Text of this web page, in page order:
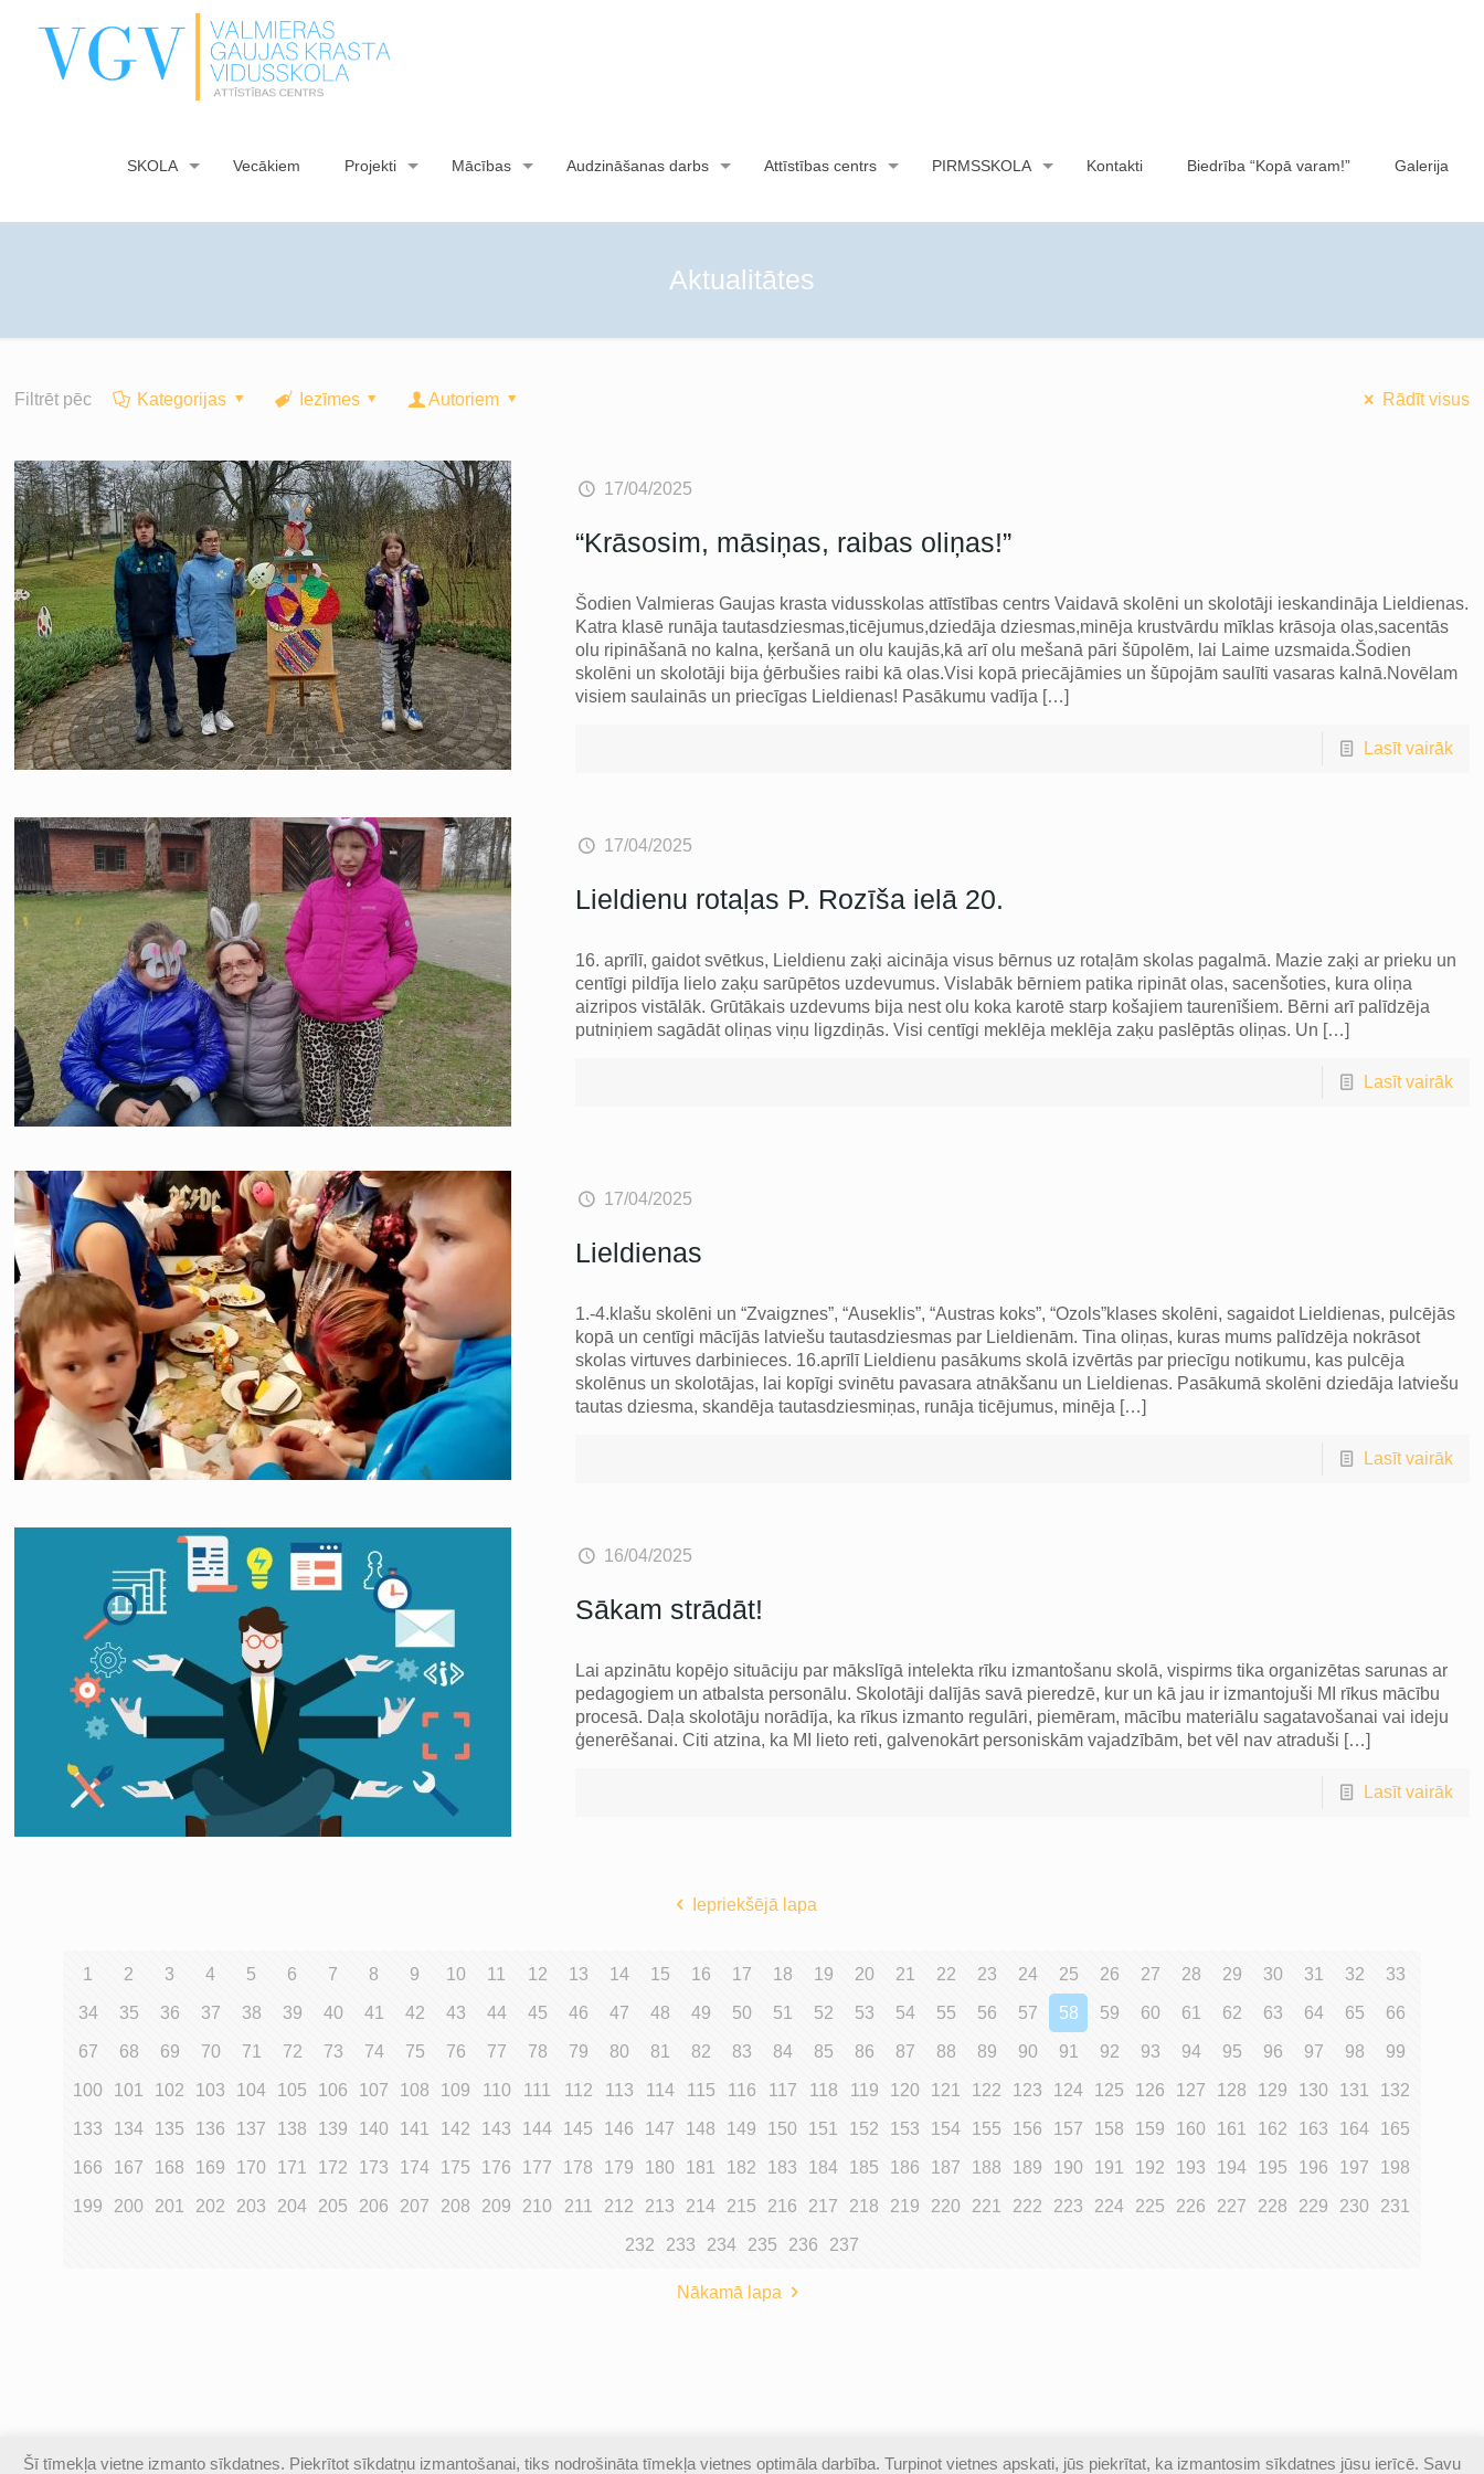
SKOLA Vecākiem Projekti Mācības Audzināšanas darbs Attīstības centrs PIRMSSKOLA Kontakti Biedrība “Kopā varam!” Galerija
Aktualitātes
Filtrēt pēc Kategorijas Iezīmes Autoriem Rādīt visus
17/04/2025
“Krāsosim, māsiņas, raibas oliņas!”
Šodien Valmieras Gaujas krasta vidusskolas attīstības centrs Vaidavā skolēni un skolotāji ieskandināja Lieldienas.
Katra klasē runāja tautasdziesmas,ticējumus,dziedāja dziesmas,minēja krustvārdu mīklas krāsoja olas,sacentās
olu ripināšanā no kalna, ķeršanā un olu kaujās,kā arī olu mešanā pāri šūpolēm, lai Laime uzsmaida.Šodien
skolēni un skolotāji bija ģērbušies raibi kā olas.Visi kopā priecājāmies un šūpojām saulīti vasaras kalnā.Novēlam
visiem saulainās un priecīgas Lieldienas! Pasākumu vadīja […]
Lasīt vairāk
17/04/2025
Lieldienu rotaļas P. Rozīša ielā 20.
16. aprīlī, gaidot svētkus, Lieldienu zaķi aicināja visus bērnus uz rotaļām skolas pagalmā. Mazie zaķi ar prieku un
centīgi pildīja lielo zaķu sarūpētos uzdevumus. Vislabāk bērniem patika ripināt olas, sacenšoties, kura oliņa
aizripos vistālāk. Grūtākais uzdevums bija nest olu koka karotē starp košajiem taurenīšiem. Bērni arī palīdzēja
putniņiem sagādāt oliņas viņu ligzdiņās. Visi centīgi meklēja meklēja zaķu paslēptās oliņas. Un […]
Lasīt vairāk
17/04/2025
Lieldienas
1.-4.klašu skolēni un “Zvaigznes”, “Auseklis”, “Austras koks”, “Ozols”klases skolēni, sagaidot Lieldienas, pulcējās
kopā un centīgi mācījās latviešu tautasdziesmas par Lieldienām. Tina oliņas, kuras mums palīdzēja nokrāsot
skolas virtuves darbinieces. 16.aprīlī Lieldienu pasākums skolā izvērtās par priecīgu notikumu, kas pulcēja
skolēnus un skolotājas, lai kopīgi svinētu pavasara atnākšanu un Lieldienas. Pasākumā skolēni dziedāja latviešu
tautas dziesma, skandēja tautasdziesmiņas, runāja ticējumus, minēja […]
Lasīt vairāk
16/04/2025
Sākam strādāt!
Lai apzinātu kopējo situāciju par mākslīgā intelekta rīku izmantošanu skolā, vispirms tika organizētas sarunas ar
pedagogiem un atbalsta personālu. Skolotāji dalījās savā pieredzē, kur un kā jau ir izmantojuši MI rīkus mācību
procesā. Daļa skolotāju norādīja, ka rīkus izmanto regulāri, piemēram, mācību materiālu sagatavošanai vai ideju
ģenerēšanai. Citi atzina, ka MI lieto reti, galvenokārt personiskām vajadzībām, bet vēl nav atraduši […]
Lasīt vairāk
Iepriekšējā lapa
1 2 3 4 5 6 7 8 9 10 11 12 13 14 15 16 17 18 19 20 21 22 23 24 25 26 27 28 29 30 31 32 33
34 35 36 37 38 39 40 41 42 43 44 45 46 47 48 49 50 51 52 53 54 55 56 57 58 59 60 61 62 63 64 65 66
67 68 69 70 71 72 73 74 75 76 77 78 79 80 81 82 83 84 85 86 87 88 89 90 91 92 93 94 95 96 97 98 99
100 101 102 103 104 105 106 107 108 109 110 111 112 113 114 115 116 117 118 119 120 121 122 123 124 125 126 127 128 129 130 131 132
133 134 135 136 137 138 139 140 141 142 143 144 145 146 147 148 149 150 151 152 153 154 155 156 157 158 159 160 161 162 163 164 165
166 167 168 169 170 171 172 173 174 175 176 177 178 179 180 181 182 183 184 185 186 187 188 189 190 191 192 193 194 195 196 197 198
199 200 201 202 203 204 205 206 207 208 209 210 211 212 213 214 215 216 217 218 219 220 221 222 223 224 225 226 227 228 229 230 231
232 233 234 235 236 237
Nākamā lapa
Šī tīmekļa vietne izmanto sīkdatnes. Piekrītot sīkdatņu izmantošanai, tiks nodrošināta tīmekļa vietnes optimāla darbība. Turpinot vietnes apskati, jūs piekrītat, ka izmantosim sīkdatnes jūsu ierīcē. Savu